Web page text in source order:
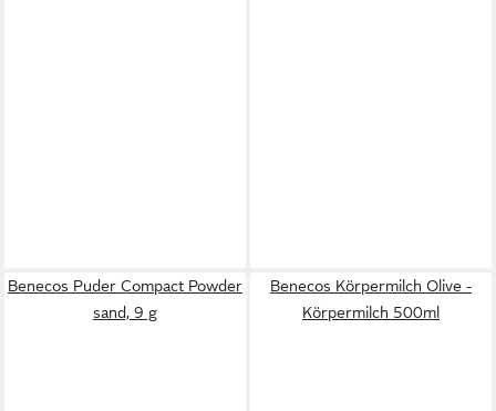
Benecos Puder Compact Powder
sand, 9 g
Benecos Körpermilch Olive -
Körpermilch 500ml